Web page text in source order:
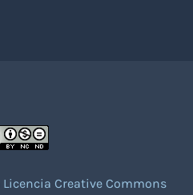
Licencia Creative Commons